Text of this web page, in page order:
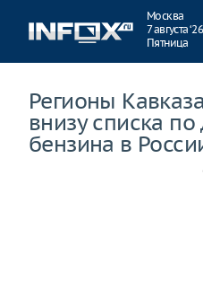
Москва
7 августа ‘26
Пятница
Регионы
внизу списка по
бензина в